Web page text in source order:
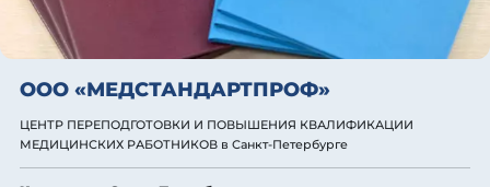
ООО «МЕДСТАНДАРТПРОФ»
ЦЕНТР ПЕРЕПОДГОТОВКИ И ПОВЫШЕНИЯ КВАЛИФИКАЦИИ
МЕДИЦИНСКИХ РАБОТНИКОВ в Санкт-Петербурге